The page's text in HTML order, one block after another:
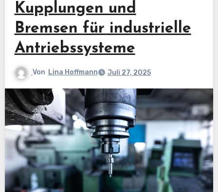
Kupplungen und
Bremsen für industrielle
Antriebssysteme
Von Lina Hoffmann Juli 27, 2025